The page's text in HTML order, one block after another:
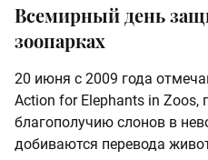
Всемирный день
зоопарках
20 июня с 2009 года
Action for Elephants in Zoos,
благополучию слонов в
добиваются перевода